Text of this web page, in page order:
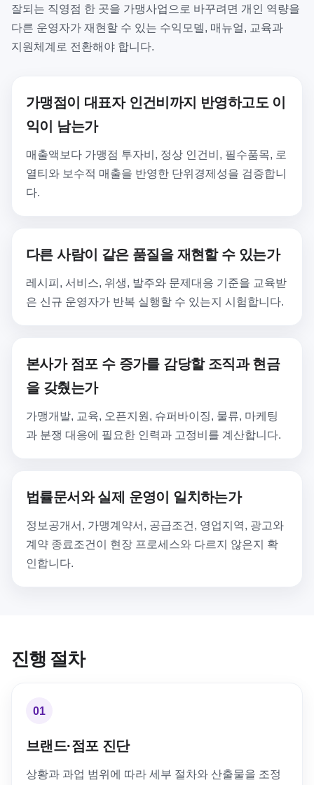
잘되는 직영점 한 곳을 가맹사업으로 바꾸려면 개인 역량을
다른 운영자가 재현할 수 있는 수익모델, 매뉴얼, 교육과
지원체계로 전환해야 합니다.
가맹점이 대표자 인건비까지 반영하고도 이
익이 남는가
매출액보다 가맹점 투자비, 정상 인건비, 필수품목, 로
열티와 보수적 매출을 반영한 단위경제성을 검증합니
다.
다른 사람이 같은 품질을 재현할 수 있는가
레시피, 서비스, 위생, 발주와 문제대응 기준을 교육받
은 신규 운영자가 반복 실행할 수 있는지 시험합니다.
본사가 점포 수 증가를 감당할 조직과 현금
을 갖췄는가
가맹개발, 교육, 오픈지원, 슈퍼바이징, 물류, 마케팅
과 분쟁 대응에 필요한 인력과 고정비를 계산합니다.
법률문서와 실제 운영이 일치하는가
정보공개서, 가맹계약서, 공급조건, 영업지역, 광고와
계약 종료조건이 현장 프로세스와 다르지 않은지 확
인합니다.
진행 절차
01
브랜드·점포 진단
상황과 과업 범위에 따라 세부 절차와 산출물을 조정